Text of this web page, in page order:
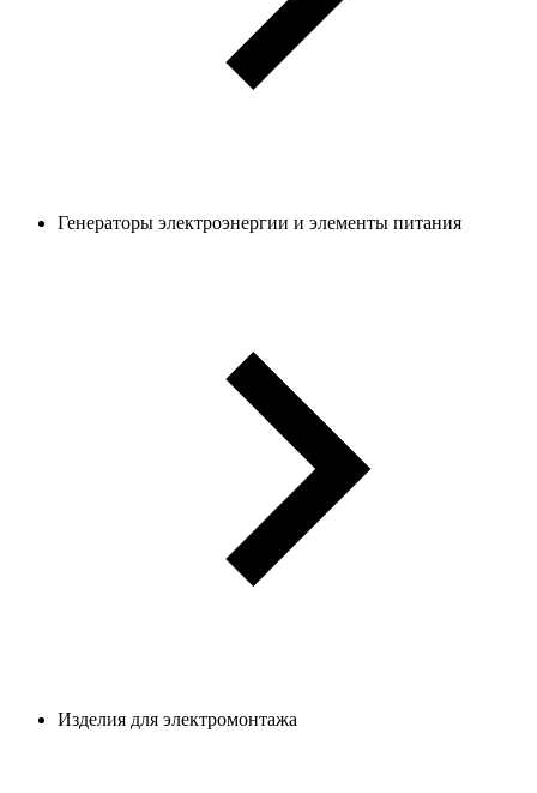
Генераторы электроэнергии и элементы питания
Изделия для электромонтажа